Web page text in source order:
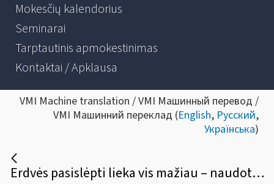
Mokesčių kalendorius
Seminarai
Tarptautinis apmokestinimas
Kontaktai / Apklausa
VMI Machine translation / VMI Машинный перевод /
VMI Машинний переклад (English, Русский,
Українська)
Erdvės pasislėpti lieka vis mažiau – naudotų automobilių pardavėjų kontrolė vykdoma realiu laiku